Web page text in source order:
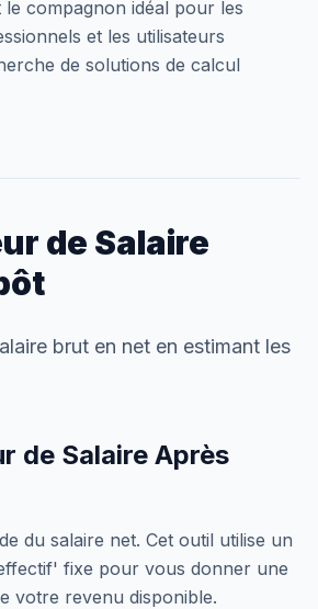
le compagnon idéal pour les
et les utilisateurs
de solutions de calcul
de Salaire
brut en net en estimant les
de Salaire Après
du salaire net. Cet outil utilise un
fixe pour vous donner une
votre revenu disponible.